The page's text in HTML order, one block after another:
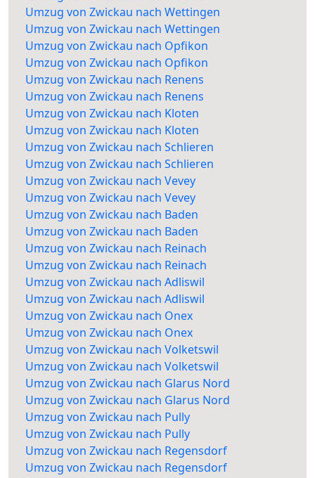
Umzug von Zwickau nach Wettingen
Umzug von Zwickau nach Wettingen
Umzug von Zwickau nach Opfikon
Umzug von Zwickau nach Opfikon
Umzug von Zwickau nach Renens
Umzug von Zwickau nach Renens
Umzug von Zwickau nach Kloten
Umzug von Zwickau nach Kloten
Umzug von Zwickau nach Schlieren
Umzug von Zwickau nach Schlieren
Umzug von Zwickau nach Vevey
Umzug von Zwickau nach Vevey
Umzug von Zwickau nach Baden
Umzug von Zwickau nach Baden
Umzug von Zwickau nach Reinach
Umzug von Zwickau nach Reinach
Umzug von Zwickau nach Adliswil
Umzug von Zwickau nach Adliswil
Umzug von Zwickau nach Onex
Umzug von Zwickau nach Onex
Umzug von Zwickau nach Volketswil
Umzug von Zwickau nach Volketswil
Umzug von Zwickau nach Glarus Nord
Umzug von Zwickau nach Glarus Nord
Umzug von Zwickau nach Pully
Umzug von Zwickau nach Pully
Umzug von Zwickau nach Regensdorf
Umzug von Zwickau nach Regensdorf